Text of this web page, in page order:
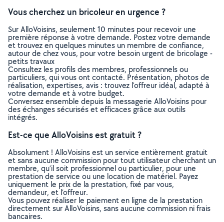
Vous cherchez un bricoleur en urgence ?
Sur AlloVoisins, seulement 10 minutes pour recevoir une
première réponse à votre demande. Postez votre demande
et trouvez en quelques minutes un membre de confiance,
autour de chez vous, pour votre besoin urgent de bricolage -
petits travaux
Consultez les profils des membres, professionnels ou
particuliers, qui vous ont contacté. Présentation, photos de
réalisation, expertises, avis : trouvez l'offreur idéal, adapté à
votre demande et à votre budget.
Conversez ensemble depuis la messagerie AlloVoisins pour
des échanges sécurisés et efficaces grâce aux outils
intégrés.
Est-ce que AlloVoisins est gratuit ?
Absolument ! AlloVoisins est un service entièrement gratuit
et sans aucune commission pour tout utilisateur cherchant un
membre, qu’il soit professionnel ou particulier, pour une
prestation de service ou une location de matériel. Payez
uniquement le prix de la prestation, fixé par vous,
demandeur, et l’offreur.
Vous pouvez réaliser le paiement en ligne de la prestation
directement sur AlloVoisins, sans aucune commission ni frais
bancaires.